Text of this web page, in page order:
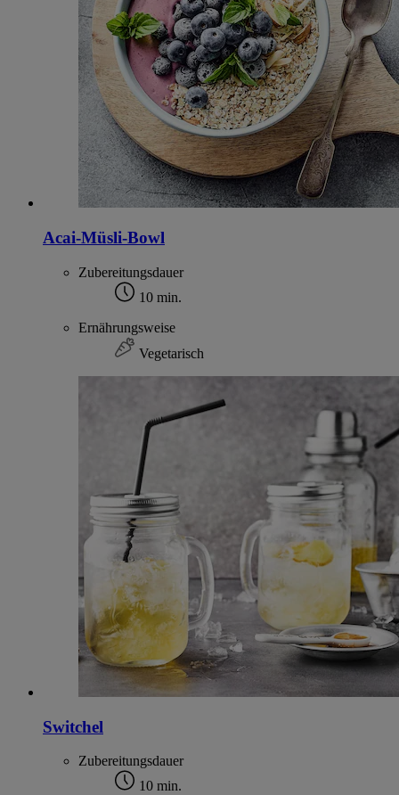
Acai-Müsli-Bowl
Zubereitungsdauer
10 min.
Ernährungsweise
Vegetarisch
Switchel
Zubereitungsdauer
10 min.